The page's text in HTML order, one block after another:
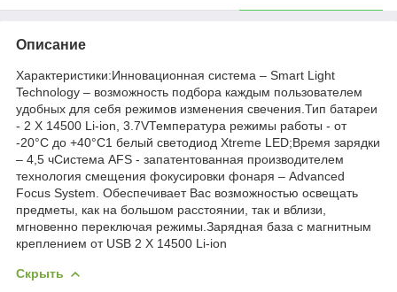
Описание
Характеристики:Инновационная система – Smart Light
Technology – возможность подбора каждым пользователем
удобных для себя режимов изменения свечения.Тип батареи
- 2 X 14500 Li-ion, 3.7VТемпература режимы работы - от
-20°C до +40°C1 белый светодиод Xtreme LED;Время зарядки
– 4,5 чСистема AFS - запатентованная производителем
технология смещения фокусировки фонаря – Advanced
Focus System. Обеспечивает Вас возможностью освещать
предметы, как на большом расстоянии, так и вблизи,
мгновенно переключая режимы.Зарядная база с магнитным
креплением от USB 2 X 14500 Li-ion
Скрыть